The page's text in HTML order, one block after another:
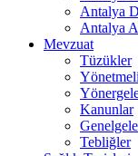
Antalya
Antalya
Mevzuat
Tüzükler
Kanunlar
Tebliğler